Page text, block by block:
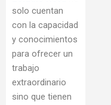
solo cuentan
con la capacidad
y conocimientos
para ofrecer un
trabajo
extraordinario
sino que tienen